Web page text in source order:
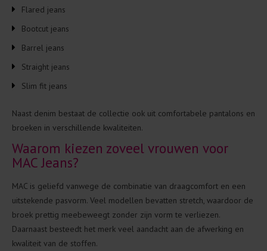
Flared jeans
Bootcut jeans
Barrel jeans
Straight jeans
Slim fit jeans
Naast denim bestaat de collectie ook uit comfortabele pantalons en
broeken in verschillende kwaliteiten.
Waarom kiezen zoveel vrouwen voor
MAC Jeans?
MAC is geliefd vanwege de combinatie van draagcomfort en een
uitstekende pasvorm. Veel modellen bevatten stretch, waardoor de
broek prettig meebeweegt zonder zijn vorm te verliezen.
Daarnaast besteedt het merk veel aandacht aan de afwerking en
kwaliteit van de stoffen.